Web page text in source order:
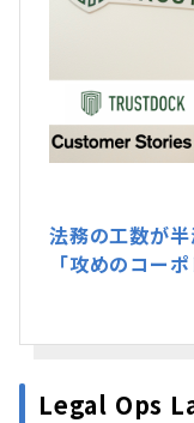
法務の工数が
「攻めのコー
Legal Ops